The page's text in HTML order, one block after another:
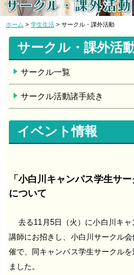
ホーム > 学生生活 > サークル・課外活動
サークル・課外活
サークル一覧
サークル活動諸手続き
イベント情報
「小白川キャンパス学生サ
について
去る11月5日（火）に小白川キ
講師にお招きし、小白川サークル
催で、同キャンパス学生サークル
ました。